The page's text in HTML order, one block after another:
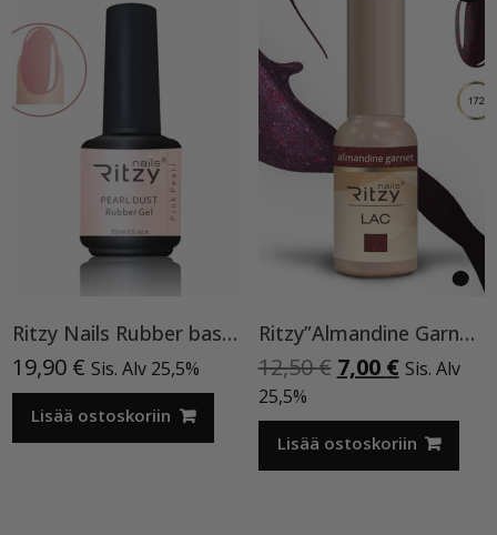
Ritzy Nails Rubber base ”Pink Pearl” pohjageeli, 15 ml
19,90 € Sis. Alv 25,5%
Lisää ostoskoriin
Ritzy”Almandine Garnet”,9 ml TPO-VAPAA
12,50€ Alkuperäinen
oli:
12,50 €.
7,00 €Nykyinen
on:
7,00 €.
Sis. Alv
25,5%
Lisää ostoskoriin